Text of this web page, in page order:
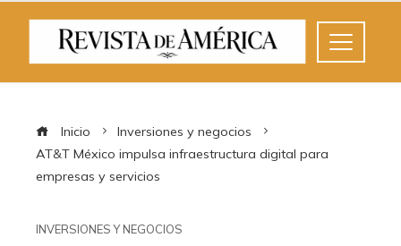
Inicio
Inversiones y negocios
AT&T México impulsa infraestructura digital para
empresas y servicios
INVERSIONES Y NEGOCIOS